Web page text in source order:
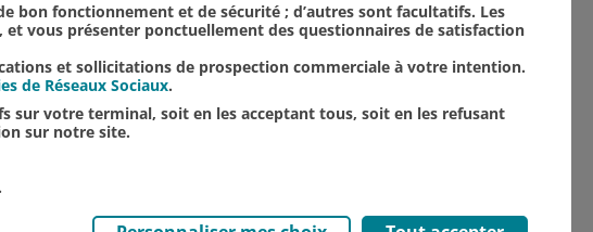
bon fonctionnement et de sécurité ; d’autres sont facultatifs. Les
vous présenter ponctuellement des questionnaires de satisfaction
et sollicitations de prospection commerciale à votre intention.
de Réseaux Sociaux.
sur votre terminal, soit en les acceptant tous, soit en les refusant
sur notre site.